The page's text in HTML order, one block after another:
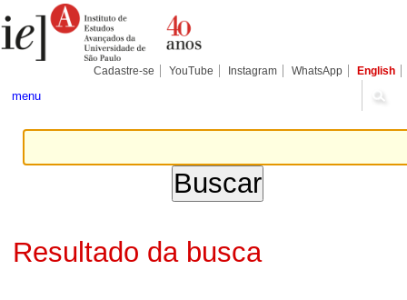
para
conteúdo.
Pessoais
Cadastre-se YouTube Instagram WhatsApp English
menu
Resultado da busca